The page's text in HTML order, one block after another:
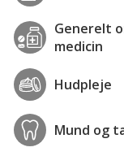
Generelt
medicin
Hudpleje
Mund og